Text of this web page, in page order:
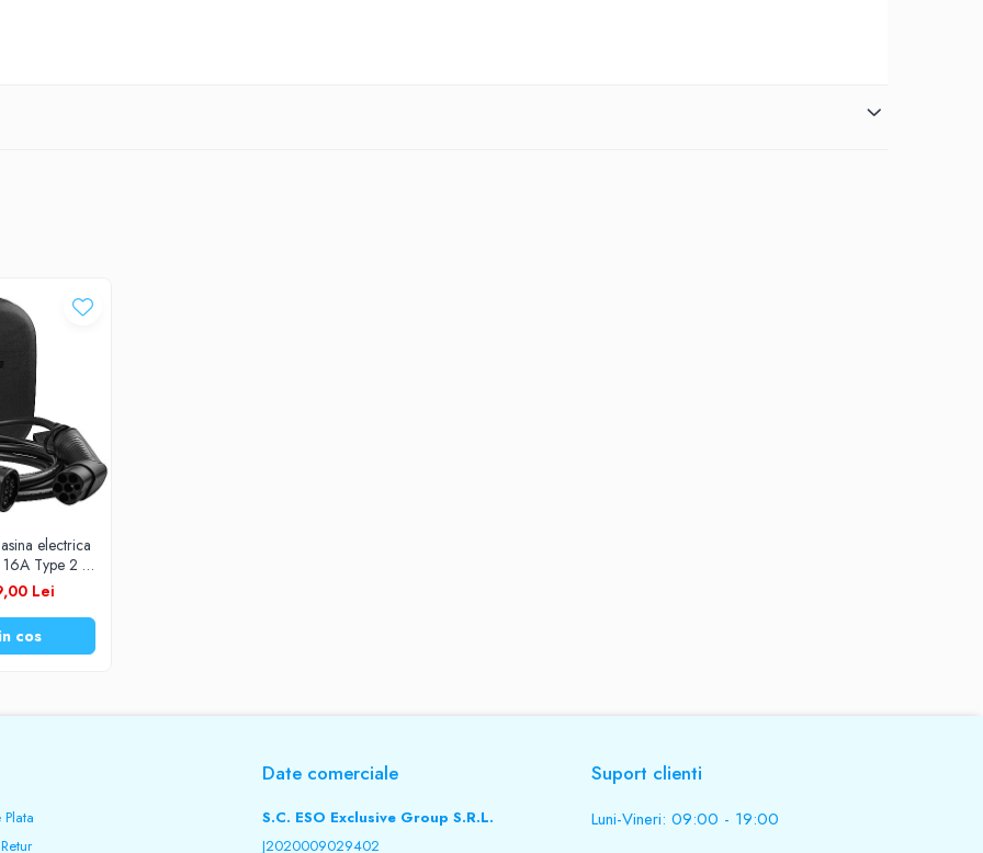
/ A250e / C350e / GLC 350e Audi E-Tron BMW i3 / i3s / i8 Jaguar I-Pace Volvo S90 PHEV / V60 PHEV / V90 PHEV / XC60
electrica
Type 2 -
Green
depozitare
Lei
cos
Date comerciale
S.C. ESO Exclusive Group S.R.L.
J2020009029402
Suport clienti
Luni-Vineri: 09:00 - 19:00